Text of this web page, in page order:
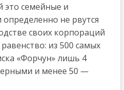
это семейные и
не рвутся
своих корпораций
из 500 самых
«Форчун» лишь 4
и менее 50 —